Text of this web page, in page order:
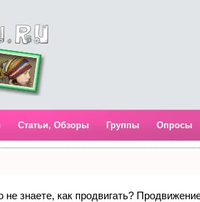
Статьи, Обзоры Группы Опросы
знаете, как продвигать?